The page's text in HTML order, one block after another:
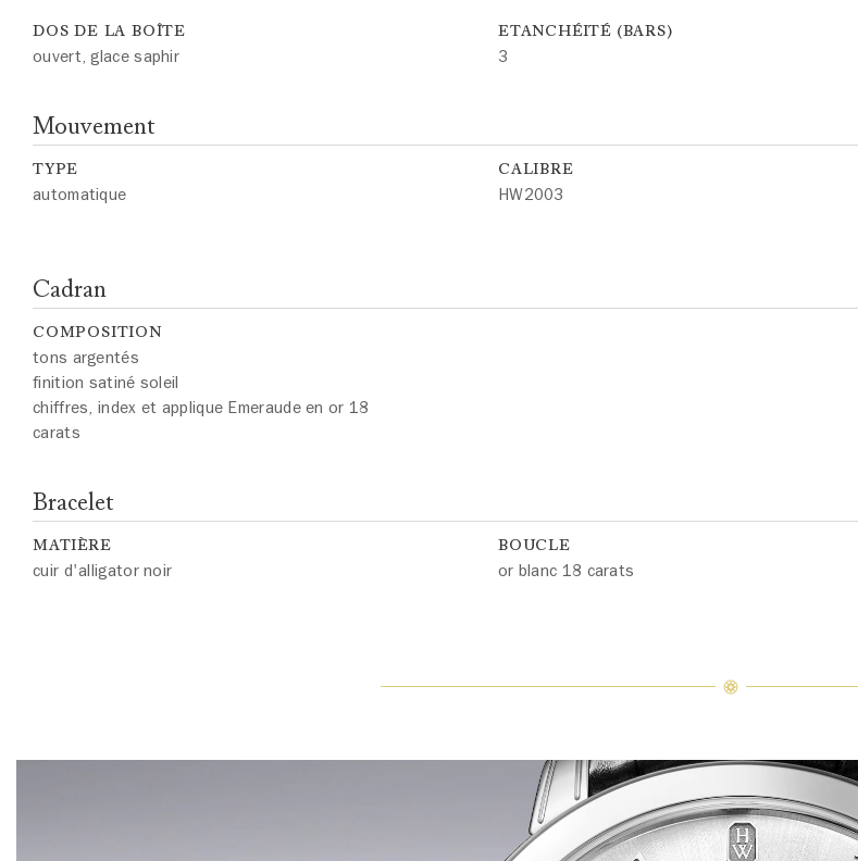
DOS DE LA BOÎTE
ouvert, glace saphir
ETANCHÉITÉ (BARS)
3
Mouvement
TYPE
automatique
CALIBRE
HW2003
Cadran
COMPOSITION
tons argentés
finition satiné soleil
chiffres, index et applique Emeraude en or 18
carats
Bracelet
MATIÈRE
cuir d'alligator noir
BOUCLE
or blanc 18 carats